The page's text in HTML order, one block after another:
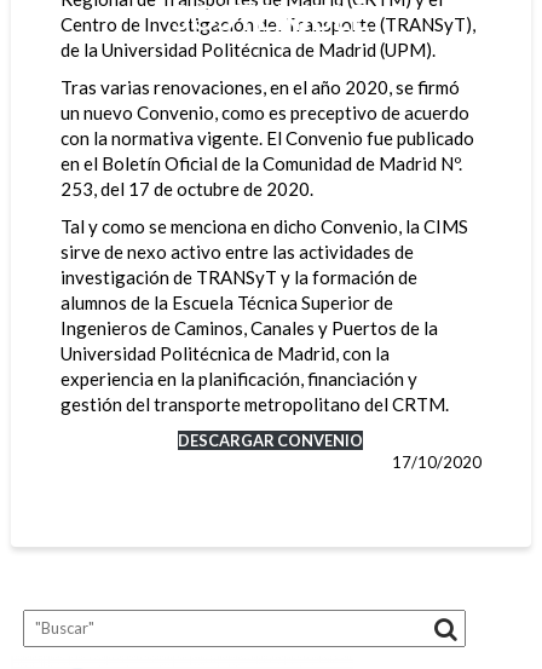
SOSTENIBLE
Centro de Investigación del Transporte (TRANSyT),
de la Universidad Politécnica de Madrid (UPM).
Tras varias renovaciones, en el año 2020, se firmó
un nuevo Convenio, como es preceptivo de acuerdo
con la normativa vigente. El Convenio fue publicado
en el Boletín Oficial de la Comunidad de Madrid Nº.
253, del 17 de octubre de 2020.
Tal y como se menciona en dicho Convenio, la CIMS
sirve de nexo activo entre las actividades de
investigación de TRANSyT y la formación de
alumnos de la Escuela Técnica Superior de
Ingenieros de Caminos, Canales y Puertos de la
Universidad Politécnica de Madrid, con la
experiencia en la planificación, financiación y
gestión del transporte metropolitano del CRTM.
DESCARGAR CONVENIO
17/10/2020